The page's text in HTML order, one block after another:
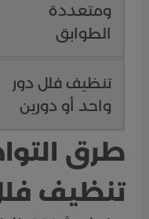
ومتعددة
الطوابق
تنظيف فلل دور
واحد أو دورين
طرق
تنظيف